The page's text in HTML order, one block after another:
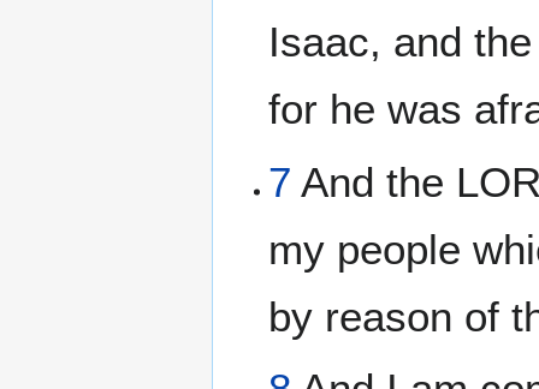
Isaac, and
for he was
7 And the
my people
by reason of